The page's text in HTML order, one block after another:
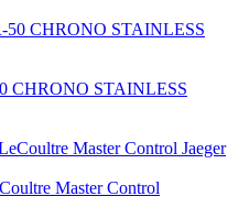
CHRONO STAINLESS
Jaeger
Master Control